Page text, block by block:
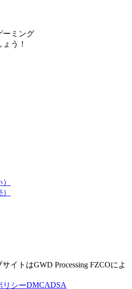
ーミング
う！
イトはGWD Processing FZCOによ
リシーDMCADSA